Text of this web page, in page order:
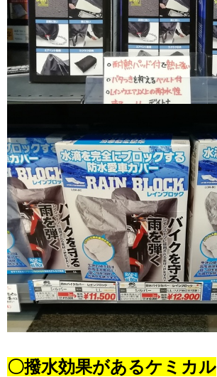
〇撥水効果があるケミカル